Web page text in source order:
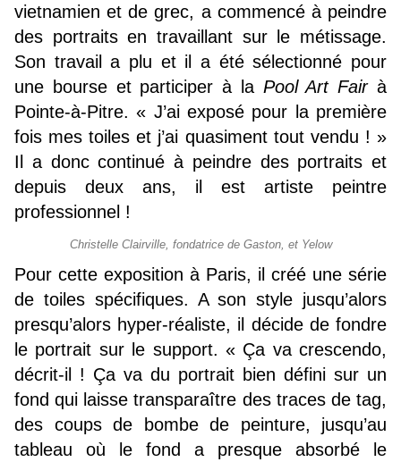
vietnamien et de grec, a commencé à peindre
des portraits en travaillant sur le métissage.
Son travail a plu et il a été sélectionné pour
une bourse et participer à la Pool Art Fairà
Pointe-à-Pitre. « J’ai exposé pour la première
fois mes toiles et j’ai quasiment tout vendu ! »
Il a donc continué à peindre des portraits et
depuis deux ans, il est artiste peintre
professionnel !
Christelle Clairville, fondatrice de Gaston, et Yelow
Pour cette exposition à Paris, il créé une série
de toiles spécifiques. A son style jusqu’alors
presqu’alors hyper-réaliste, il décide de fondre
le portrait sur le support. « Ça va crescendo,
décrit-il ! Ça va du portrait bien défini sur un
fond qui laisse transparaître des traces de tag,
des coups de bombe de peinture, jusqu’au
tableau où le fond a presque absorbé le